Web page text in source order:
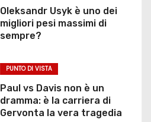
Oleksandr Usyk è uno dei
migliori pesi massimi di
sempre?
PUNTO DI VISTA
Paul vs Davis non è un
dramma: è la carriera di
Gervonta la vera tragedia